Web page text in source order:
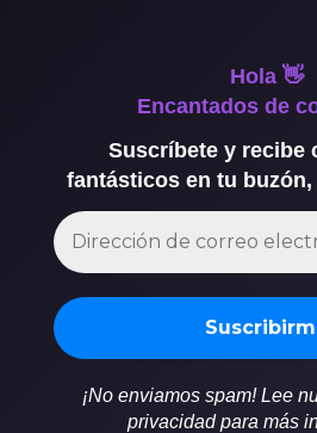
Hola 👋
Encantados de
Suscríbete y recibe
fantásticos en tu
¡No enviamos spam! Lee
privacidad para más